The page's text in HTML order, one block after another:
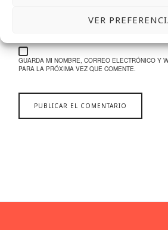
VER
GUARDA MI NOMBRE, CORREO ELECTRÓNICO Y
PARA LA PRÓXIMA VEZ QUE COMENTE.